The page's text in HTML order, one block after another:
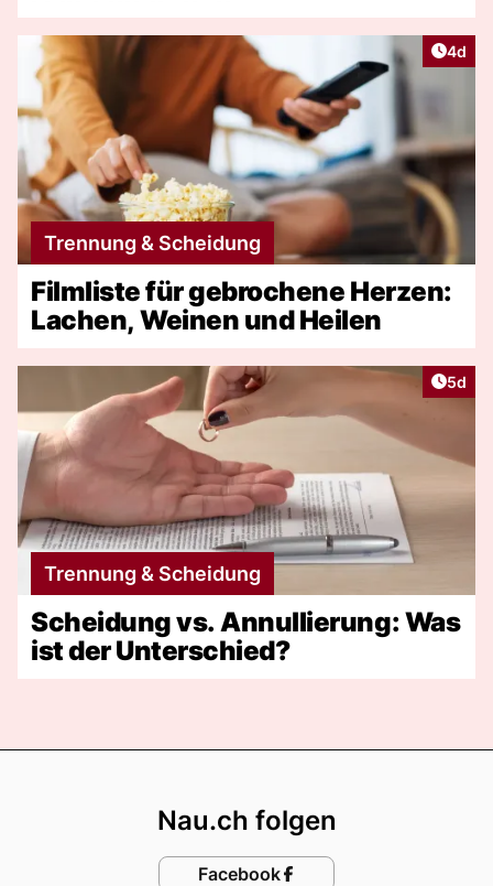
4d
Trennung & Scheidung
Filmliste für gebrochene Herzen:
Lachen, Weinen und Heilen
5d
Trennung & Scheidung
Scheidung vs. Annullierung: Was
ist der Unterschied?
Nau.ch folgen
Facebook